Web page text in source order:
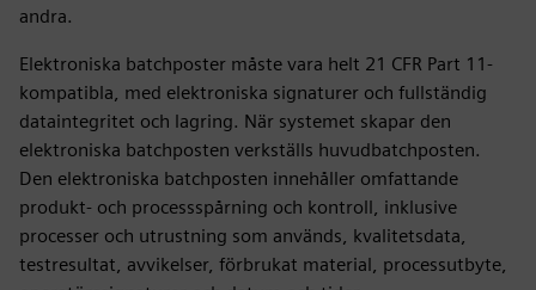
andra.
Elektroniska batchposter måste vara helt 21 CFR Part 11-
kompatibla, med elektroniska signaturer och fullständig
dataintegritet och lagring. När systemet skapar den
elektroniska batchposten verkställs huvudbatchposten.
Den elektroniska batchposten innehåller omfattande
produkt- och processspårning och kontroll, inklusive
processer och utrustning som används, kvalitetsdata,
testresultat, avvikelser, förbrukat material, processutbyte,